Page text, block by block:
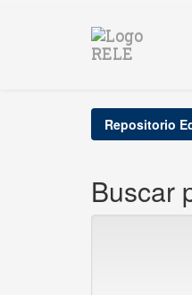
Repositorio
Buscar